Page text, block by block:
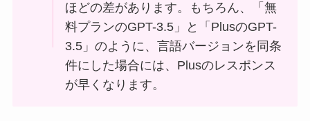
ほどの差があります。もちろん、「無
料プランのGPT-3.5」と「PlusのGPT-
3.5」のように、言語バージョンを同条
件にした場合には、Plusのレスポンス
が早くなります。